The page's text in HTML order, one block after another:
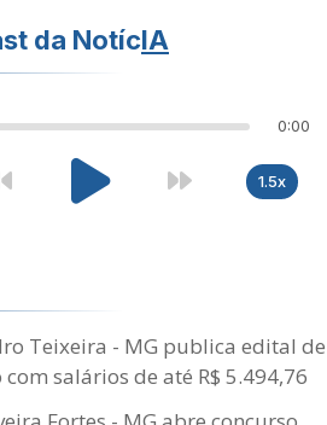
da NotícIA
0:00
1.5x
Teixeira - MG publica edital de
salários de até R$ 5.494,76